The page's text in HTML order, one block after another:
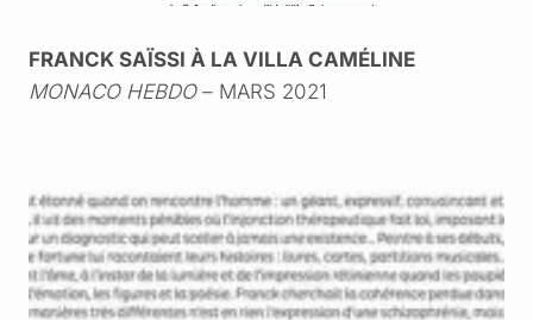
FRANCK SAÏSSI À LA VILLA CAMÉLINE
MONACO HEBDO – MARS 2021